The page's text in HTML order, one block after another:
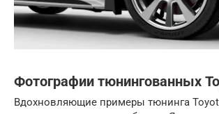
Фотографии тюнингованных
Вдохновляющие примеры тюнинга